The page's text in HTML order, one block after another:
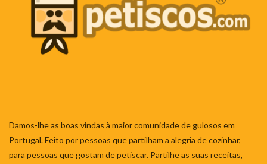
Damos-lhe as boas vindas à maior comunidade de gulosos em
Portugal. Feito por pessoas que partilham a alegria de cozinhar,
para pessoas que gostam de petiscar. Partilhe as suas receitas,